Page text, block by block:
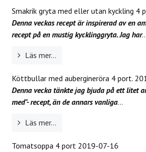
Smakrik gryta med eller utan kyckling 4
Denna veckas recept är inspirerad av en
recept på en mustig kycklinggryta. Jag har
Läs mer...
Köttbullar med aubergineröra 4 port.
Denna vecka tänkte jag bjuda på ett litet
med"- recept, än de annars vanliga...
Läs mer...
Tomatsoppa 4 port 2019-07-16